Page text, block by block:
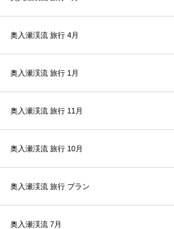
奥入瀬渓流 旅行 4月
奥入瀬渓流 旅行 1月
奥入瀬渓流 旅行 11月
奥入瀬渓流 旅行 10月
奥入瀬渓流 旅行 プラン
奥入瀬渓流 7月